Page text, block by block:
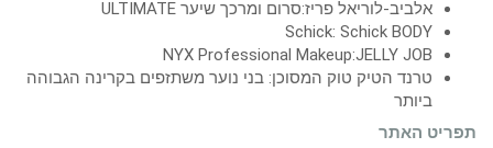
אלביב-לוריאל פריז:סרום ומרכך שיער ULTIMATE
Schick: Schick BODY
NYX Professional Makeup:JELLY JOB
טרנד הטיק טוק המסוכן: בני נוער משתזפים בקרינה הגבוהה
ביותר
תפריט האתר